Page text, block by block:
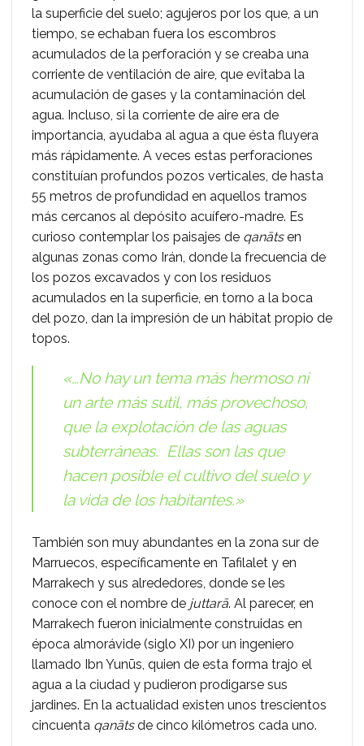
la superficie del suelo; agujeros por los que, a un
tiempo, se echaban fuera los escombros
acumulados de la perforación y se creaba una
corriente de ventilación de aire, que evitaba la
acumulación de gases y la contaminación del
agua. Incluso, si la corriente de aire era de
importancia, ayudaba al agua a que ésta fluyera
más rápidamente. A veces estas perforaciones
constituían profundos pozos verticales, de hasta
55 metros de profundidad en aquellos tramos
más cercanos al depósito acuífero-madre. Es
curioso contemplar los paisajes de qanātsen
algunas zonas como Irán, donde la frecuencia de
los pozos excavados y con los residuos
acumulados en la superficie, en torno a la boca
del pozo, dan la impresión de un hábitat propio de
topos.
«…No hay un tema más hermoso ni
un arte más sutil, más provechoso,
que la explotación de las aguas
subterráneas. Ellas son las que
hacen posible el cultivo del suelo y
la vida de los habitantes.»
También son muy abundantes en la zona sur de
Marruecos, específicamente en Tafilalet y en
Marrakech y sus alrededores, donde se les
conoce con el nombre de juttarā. Al parecer, en
Marrakech fueron inicialmente construidas en
época almorávide (siglo XI) por un ingeniero
llamado Ibn Yunūs, quien de esta forma trajo el
agua a la ciudad y pudieron prodigarse sus
jardines. En la actualidad existen unos trescientos
cincuenta qanātsde cinco kilómetros cada uno.